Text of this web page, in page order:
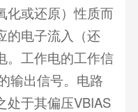
化或还原）性质而
的电子流入（还
。工作电的工作信
输出信号。电路
处于其偏压VBIAS